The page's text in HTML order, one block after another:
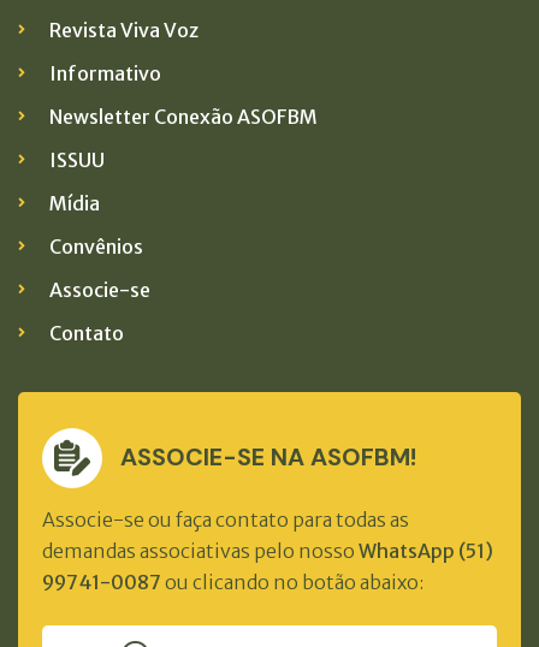
Revista Viva Voz
Informativo
Newsletter Conexão ASOFBM
ISSUU
Mídia
Convênios
Associe-se
Contato
ASSOCIE-SE NA ASOFBM!
Associe-se ou faça contato para todas as
demandas associativas pelo nosso WhatsApp (51)
99741-0087 ou clicando no botão abaixo: